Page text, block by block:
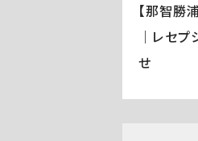
【那智勝
｜レセ
せ